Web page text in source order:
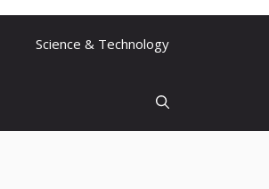
Science & Technology